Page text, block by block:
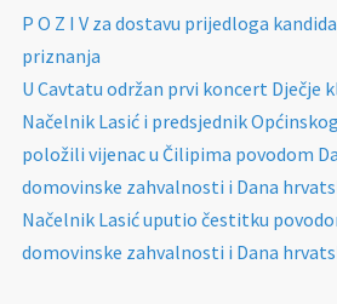
P O Z I V za dostavu prijedloga
priznanja
U Cavtatu održan prvi koncert Dječje
Načelnik Lasić i predsjednik
položili vijenac u Čilipima povodom
domovinske zahvalnosti i Dana
Načelnik Lasić uputio čestitku
domovinske zahvalnosti i Dana